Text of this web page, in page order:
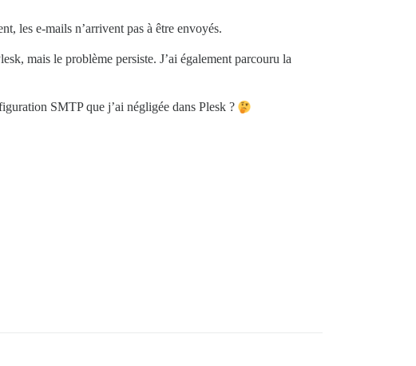
les e-mails n’arrivent pas à être envoyés.
mais le problème persiste. J’ai également parcouru la
SMTP que j’ai négligée dans Plesk ?